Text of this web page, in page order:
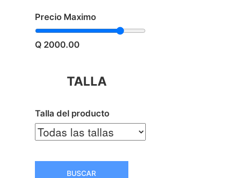
Precio Maximo
Q 2000.00
TALLA
Talla del producto
BUSCAR